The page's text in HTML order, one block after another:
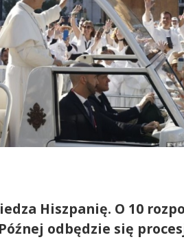
Hiszpanię. O 10
odbędzie się